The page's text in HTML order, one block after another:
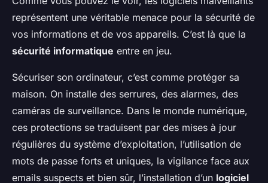
représentent une véritable menace pour la sécurité de
vos informations et de vos appareils. C’est là que la
sécurité informatique entre en jeu.
Sécuriser son ordinateur, c’est comme protéger sa
maison. On installe des serrures, des alarmes, des
caméras de surveillance. Dans le monde numérique,
ces protections se traduisent par des mises à jour
régulières du système d’exploitation, l’utilisation de
mots de passe forts et uniques, la vigilance face aux
emails suspects et bien sûr, l’installation d’un logiciel